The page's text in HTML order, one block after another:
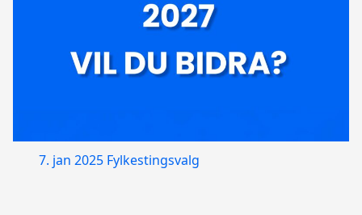
7. jan 2025 Fylkestingsvalg